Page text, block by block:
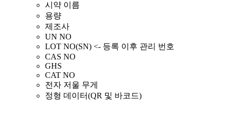
시약 이름
용량
제조사
UN NO
LOT NO(SN) <- 등록 이후 관리 번호
CAS NO
GHS
CAT NO
전자 저울 무게
정형 데이터(QR 및 바코드)